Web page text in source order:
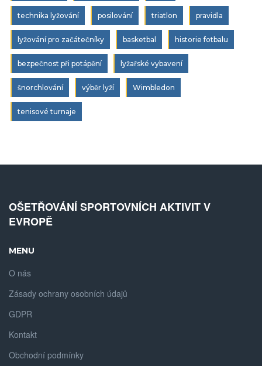
technika lyžování posilování triatlon pravidla
lyžování pro začátečníky basketbal historie fotbalu
bezpečnost při potápění lyžařské vybavení
šnorchlování výběr lyží Wimbledon
tenisové turnaje
OŠETŘOVÁNÍ SPORTOVNÍCH AKTIVIT V
EVROPĚ
MENU
O nás
Zásady ochrany osobních údajů
GDPR
Kontakt
Obchodní podmínky